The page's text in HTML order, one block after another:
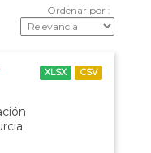
Ordenar por
XLSX CSV